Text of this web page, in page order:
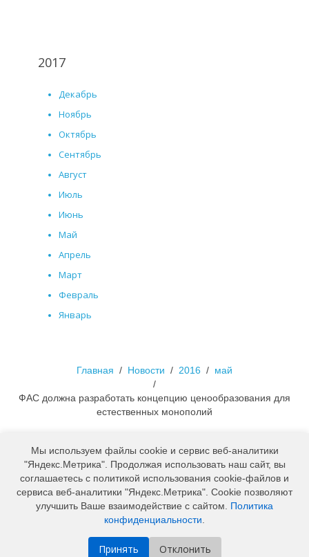
2017
Декабрь
Ноябрь
Октябрь
Сентябрь
Август
Июль
Июнь
Май
Апрель
Март
Февраль
Январь
Главная Новости 2016 май
ФАС должна разработать концепцию ценообразования для
естественных монополий
Оформить заявку на заключение договора
Реквизиты
Карта сайта
© 2020 ООО "Электросбыт"
Мы используем файлы cookie и сервис веб-аналитики
"Яндекс.Метрика". Продолжая использовать наш сайт, вы
соглашаетесь с политикой использования сookie-файлов и
сервиса веб-аналитики "Яндекс.Метрика". Cookie позволяют
улучшить Ваше взаимодействие с сайтом. Политика
конфиденциальности
Принять Отклонить